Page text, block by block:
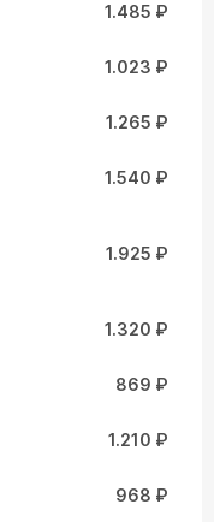
1.485 ₽
1.023 ₽
1.265 ₽
1.540 ₽
1.925 ₽
1.320 ₽
869 ₽
1.210 ₽
968 ₽